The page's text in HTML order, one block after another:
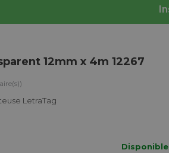
12mm x 4m 12267
LetraTag